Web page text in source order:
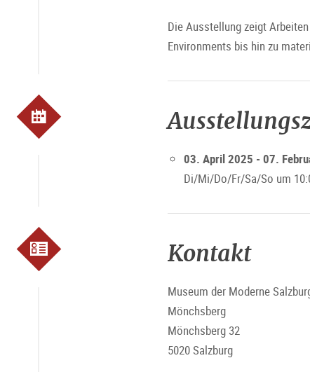
Die Ausstellung zeigt
Environments bis hin zu
03. April 2025 - 07.
Di/Mi/Do/Fr/Sa/So um
Kontakt
Museum der Moderne
Mönchsberg
Mönchsberg 32
5020 Salzburg